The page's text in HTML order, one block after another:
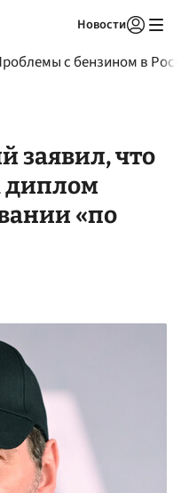
Новости
с бензином в
заявил, что
диплом
«по